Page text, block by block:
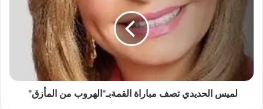
تصف
القمةبـ"الهروب
المأزق"
لميس الحديدي تصف مباراة القمةبـ"الهروب من المأزق"